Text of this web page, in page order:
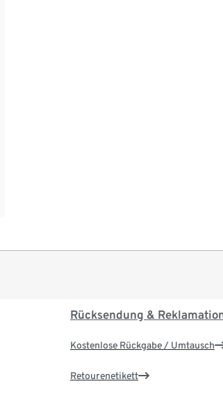
Rücksendung &
Kostenlose Rückgabe / Umtausch
Retourenetikett